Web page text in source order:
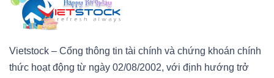
Vietstock – Cổng thông tin tài chính và chứng khoán chính
thức hoạt động từ ngày 02/08/2002, với định hướng trở